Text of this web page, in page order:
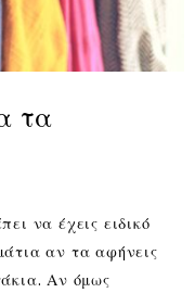
τα
να έχεις ειδικό
αν τα αφήνεις
Αν όμως